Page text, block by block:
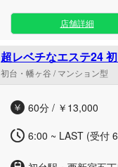
にあります。 心を込めた丁寧な施術はもちろんのこ
と、お客様一人ひとり
う、絶妙な距離感で心
徹底しております。 流行に左右されない、伝統的で質
の高いプライベート空
家ルームで、皆様のご
店舗詳細
超レベチなエステ24
初台・幡ヶ谷 / マンション型
60分 / ￥13,000
6:00 ~ LAST (受付